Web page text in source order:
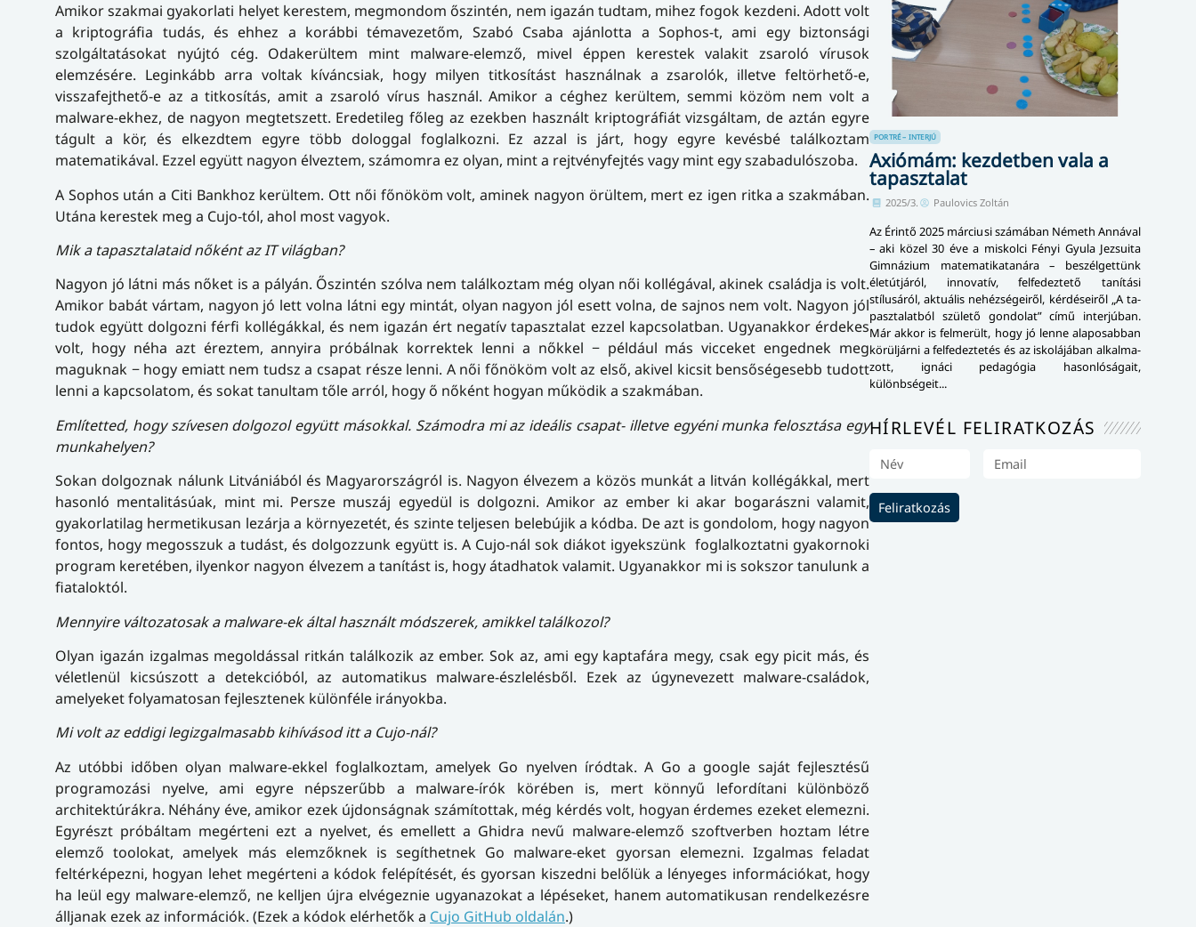
Amikor szakmai gyakorlati helyet kerestem, megmondom őszintén, nem igazán tudtam, mihez fogok kezdeni. Adott volt
a kriptográfia tudás, és ehhez a korábbi témavezetőm, Szabó Csaba ajánlotta a Sophos-t, ami egy biztonsági
szolgáltatásokat nyújtó cég. Odakerültem mint malware-elemző, mivel éppen kerestek valakit zsaroló vírusok
elemzésére. Leginkább arra voltak kíváncsiak, hogy milyen titkosítást használnak a zsarolók, illetve feltörhető-e,
visszafejthető-e az a titkosítás, amit a zsaroló vírus használ. Amikor a céghez kerültem, semmi közöm nem volt a
malware-ekhez, de nagyon megtetszett. Eredetileg főleg az ezekben használt kriptográfiát vizsgáltam, de aztán egyre
tágult a kör, és elkezdtem egyre több dologgal foglalkozni. Ez azzal is járt, hogy egyre kevésbé találkoztam
matematikával. Ezzel együtt nagyon élveztem, számomra ez olyan, mint a rejtvényfejtés vagy mint egy szabadulószoba.
A Sophos után a Citi Bankhoz kerültem. Ott női főnököm volt, aminek nagyon örültem, mert ez igen ritka a szakmában.
Utána kerestek meg a Cujo-tól, ahol most vagyok.
Mik a tapasztalataid nőként az IT világban?
Nagyon jó látni más nőket is a pályán. Őszintén szólva nem találkoztam még olyan női kollégával, akinek családja is volt.
Amikor babát vártam, nagyon jó lett volna látni egy mintát, olyan nagyon jól esett volna, de sajnos nem volt. Nagyon jól
tudok együtt dolgozni férfi kollégákkal, és nem igazán ért negatív tapasztalat ezzel kapcsolatban. Ugyanakkor érdekes
volt, hogy néha azt éreztem, annyira próbálnak korrektek lenni a nőkkel − például más vicceket engednek meg
maguknak − hogy emiatt nem tudsz a csapat része lenni. A női főnököm volt az első, akivel kicsit bensőségesebb tudott
lenni a kapcsolatom, és sokat tanultam tőle arról, hogy ő nőként hogyan működik a szakmában.
Említetted, hogy szívesen dolgozol együtt másokkal. Számodra mi az ideális csapat- illetve egyéni munka felosztása egy
munkahelyen?
Sokan dolgoznak nálunk Litvániából és Magyarországról is. Nagyon élvezem a közös munkát a litván kollégákkal, mert
hasonló mentalitásúak, mint mi. Persze muszáj egyedül is dolgozni. Amikor az ember ki akar bogarászni valamit,
gyakorlatilag hermetikusan lezárja a környezetét, és szinte teljesen belebújik a kódba. De azt is gondolom, hogy nagyon
fontos, hogy megosszuk a tudást, és dolgozzunk együtt is. A Cujo-nál sok diákot igyekszünk foglalkoztatni gyakornoki
program keretében, ilyenkor nagyon élvezem a tanítást is, hogy átadhatok valamit. Ugyanakkor mi is sokszor tanulunk a
fiataloktól.
Mennyire változatosak a malware-ek által használt módszerek, amikkel találkozol?
Olyan igazán izgalmas megoldással ritkán találkozik az ember. Sok az, ami egy kaptafára megy, csak egy picit más, és
véletlenül kicsúszott a detekcióból, az automatikus malware-észlelésből. Ezek az úgynevezett malware-családok,
amelyeket folyamatosan fejlesztenek különféle irányokba.
Mi volt az eddigi legizgalmasabb kihívásod itt a Cujo-nál?
Az utóbbi időben olyan malware-ekkel foglalkoztam, amelyek Go nyelven íródtak. A Go a google saját fejlesztésű
programozási nyelve, ami egyre népszerűbb a malware-írók körében is, mert könnyű lefordítani különböző
architektúrákra. Néhány éve, amikor ezek újdonságnak számítottak, még kérdés volt, hogyan érdemes ezeket elemezni.
Egyrészt próbáltam megérteni ezt a nyelvet, és emellett a Ghidra nevű malware-elemző szoftverben hoztam létre
elemző toolokat, amelyek más elemzőknek is segíthetnek Go malware-eket gyorsan elemezni. Izgalmas feladat
feltérképezni, hogyan lehet megérteni a kódok felépítését, és gyorsan kiszedni belőlük a lényeges információkat, hogy
ha leül egy malware-elemző, ne kelljen újra elvégeznie ugyanazokat a lépéseket, hanem automatikusan rendelkezésre
álljanak ezek az információk. (Ezek a kódok elérhetők a Cujo GitHub oldalán.)
PORTRÉ – INTERJÚ
Axiómám: kezdetben vala a
tapasztalat
2025/3. Paulovics Zoltán
Az Érintő 2025 márciusi számában Németh Annával
– aki közel 30 éve a miskolci Fényi Gyula Jezsuita
Gimnázium mate­ma­ti­ka­ta­ná­ra – beszélgettünk
élet­út­já­ról, innovatív, felfedeztető tanítási
stílusáról, aktuális nehézségeiről, kér­dé­se­i­ről „A ta­
pasz­ta­lat­ból születő gondolat” című interjúban.
Már akkor is felmerült, hogy jó lenne alaposabban
körüljárni a felfedeztetés és az iskolájában al­kal­ma­
zott, ignáci pedagógia ha­son­ló­sá­ga­it,
különbségeit...
HÍRLEVÉL FELIRATKOZÁS
Feliratkozás